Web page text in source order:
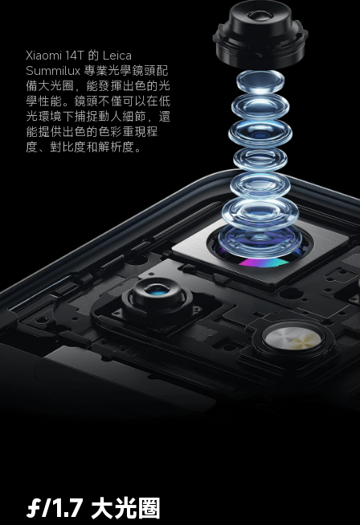
Xiaomi 14T 的 Leica
Summilux 專業光學鏡頭配
備大光圈，能發揮出色的光
學性能。鏡頭不僅可以在低
光環境下捕捉動人細節，還
能提供出色的色彩重現程
度、對比度和解析度。
ƒ/1.7 大光圈